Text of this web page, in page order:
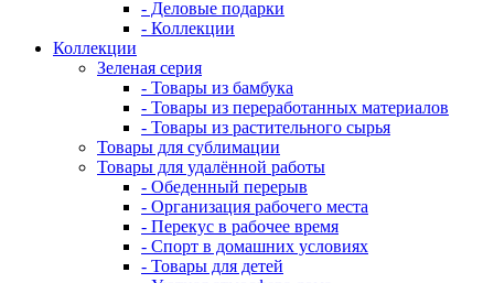
- Деловые подарки
- Коллекции
Коллекции
Зеленая серия
- Товары из бамбука
- Товары из переработанных материалов
- Товары из растительного сырья
Товары для сублимации
Товары для удалённой работы
- Обеденный перерыв
- Организация рабочего места
- Перекус в рабочее время
- Спорт в домашних условиях
- Товары для детей